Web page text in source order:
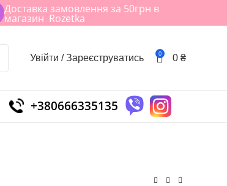
Доставка замовлення за 50грн в
магазин Rozetka
Увійти / Зареєструватись 0 0 ₴
+380666335135